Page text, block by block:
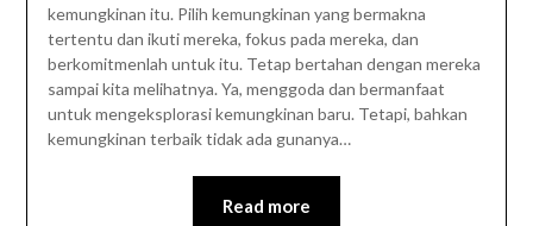
kemungkinan itu. Pilih kemungkinan yang bermakna
tertentu dan ikuti mereka, fokus pada mereka, dan
berkomitmenlah untuk itu. Tetap bertahan dengan mereka
sampai kita melihatnya. Ya, menggoda dan bermanfaat
untuk mengeksplorasi kemungkinan baru. Tetapi, bahkan
kemungkinan terbaik tidak ada gunanya…
Read more